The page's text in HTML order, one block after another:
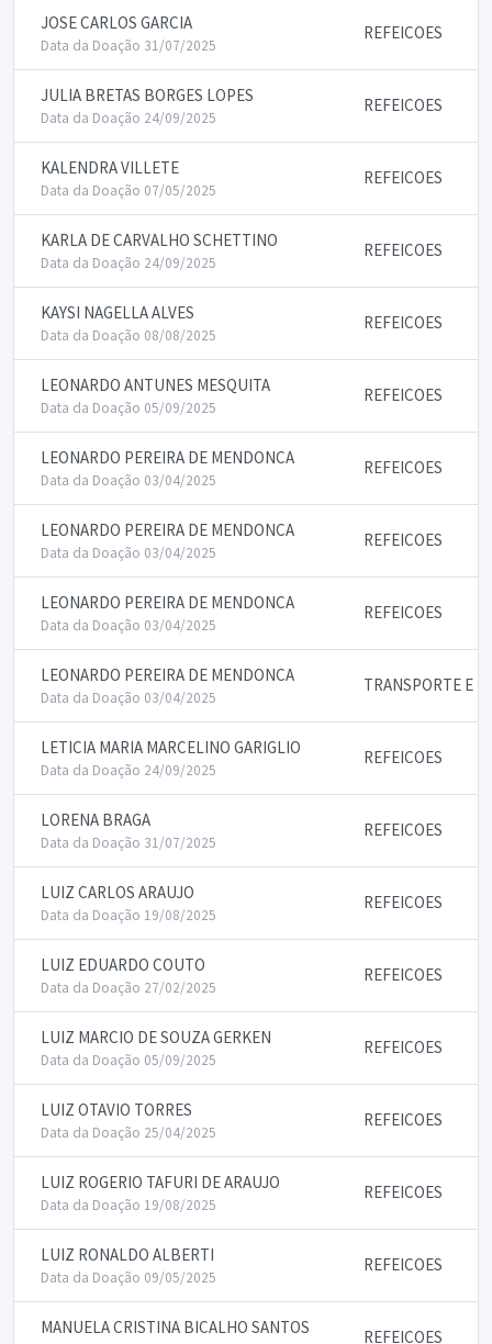
JOSE CARLOS GARCIA
Data da Doação 31/07/2025
REFEICOES
JULIA BRETAS BORGES LOPES
Data da Doação 24/09/2025
REFEICOES
KALENDRA VILLETE
Data da Doação 07/05/2025
REFEICOES
KARLA DE CARVALHO SCHETTINO
Data da Doação 24/09/2025
REFEICOES
KAYSI NAGELLA ALVES
Data da Doação 08/08/2025
REFEICOES
LEONARDO ANTUNES MESQUITA
Data da Doação 05/09/2025
REFEICOES
LEONARDO PEREIRA DE MENDONCA
Data da Doação 03/04/2025
REFEICOES
LEONARDO PEREIRA DE MENDONCA
Data da Doação 03/04/2025
REFEICOES
LEONARDO PEREIRA DE MENDONCA
Data da Doação 03/04/2025
REFEICOES
LEONARDO PEREIRA DE MENDONCA
Data da Doação 03/04/2025
TRANSPORTE E
LETICIA MARIA MARCELINO GARIGLIO
Data da Doação 24/09/2025
REFEICOES
LORENA BRAGA
Data da Doação 31/07/2025
REFEICOES
LUIZ CARLOS ARAUJO
Data da Doação 19/08/2025
REFEICOES
LUIZ EDUARDO COUTO
Data da Doação 27/02/2025
REFEICOES
LUIZ MARCIO DE SOUZA GERKEN
Data da Doação 05/09/2025
REFEICOES
LUIZ OTAVIO TORRES
Data da Doação 25/04/2025
REFEICOES
LUIZ ROGERIO TAFURI DE ARAUJO
Data da Doação 19/08/2025
REFEICOES
LUIZ RONALDO ALBERTI
Data da Doação 09/05/2025
REFEICOES
MANUELA CRISTINA BICALHO SANTOS REFEICOES